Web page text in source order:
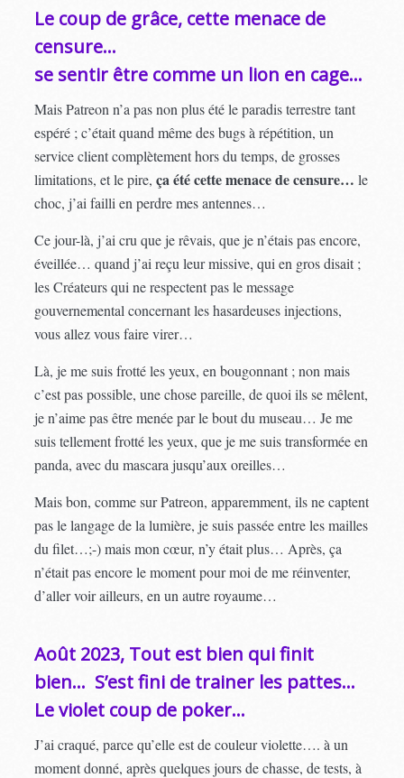
Le coup de grâce, cette menace de
censure…
se sentir être comme un lion en cage…
Mais Patreon n’a pas non plus été le paradis terrestre tant
espéré ; c’était quand même des bugs à répétition, un
service client complètement hors du temps, de grosses
limitations, et le pire, ça été cette menace de censure… le
choc, j’ai failli en perdre mes antennes…
Ce jour-là, j’ai cru que je rêvais, que je n’étais pas encore,
éveillée… quand j’ai reçu leur missive, qui en gros disait ;
les Créateurs qui ne respectent pas le message
gouvernemental concernant les hasardeuses injections,
vous allez vous faire virer…
Là, je me suis frotté les yeux, en bougonnant ; non mais
c’est pas possible, une chose pareille, de quoi ils se mêlent,
je n’aime pas être menée par le bout du museau… Je me
suis tellement frotté les yeux, que je me suis transformée en
panda, avec du mascara jusqu’aux oreilles…
Mais bon, comme sur Patreon, apparemment, ils ne captent
pas le langage de la lumière, je suis passée entre les mailles
du filet…;-) mais mon cœur, n’y était plus… Après, ça
n’était pas encore le moment pour moi de me réinventer,
d’aller voir ailleurs, en un autre royaume…
Août 2023, Tout est bien qui finit
bien… S’est fini de trainer les pattes…
Le violet coup de poker…
J’ai craqué, parce qu’elle est de couleur violette…. à un
moment donné, après quelques jours de chasse, de tests, à